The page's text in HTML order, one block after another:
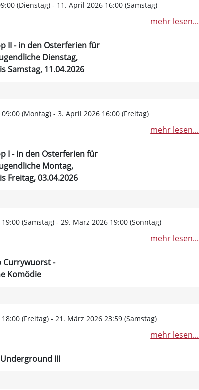
(Dienstag) - 11. April 2026 16:00 (Samstag)
II - in den Osterferien für
Dienstag,
Samstag, 11.04.2026
mehr lesen...
(Montag) - 3. April 2026 16:00 (Freitag)
I - in den Osterferien für
Montag,
Freitag, 03.04.2026
mehr lesen...
(Samstag) - 29. März 2026 19:00 (Sonntag)
Currywuorst -
Komödie
mehr lesen...
(Freitag) - 21. März 2026 23:59 (Samstag)
III
mehr lesen...